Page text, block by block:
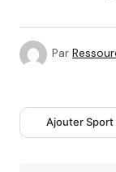
Par
Ajouter Sport